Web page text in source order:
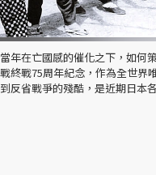
當年在亡國感的催化之下，如何
戰終戰75周年紀念，作為全世界
到反省戰爭的殘酷，是近期日本